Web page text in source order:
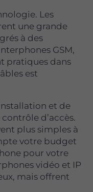
Les
une grande
à des
GSM,
pratiques dans
est
et de
d’accès.
plus simples à
votre budget
pour votre
vidéo et IP
mais offrent